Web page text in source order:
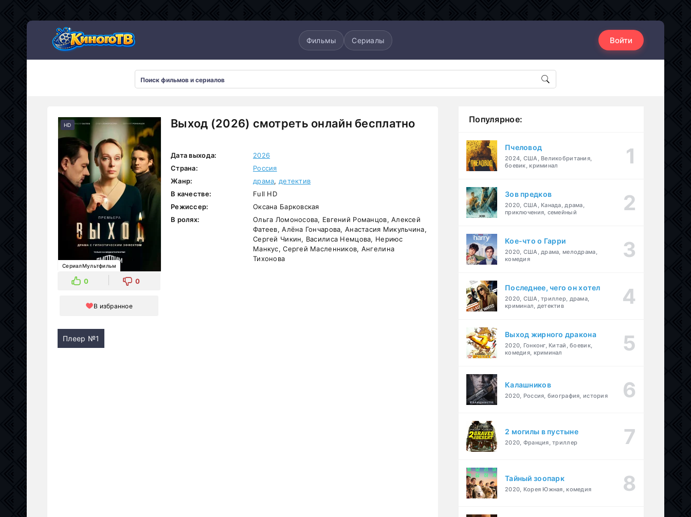
Фильмы Сериалы Войти
Выход (2026) смотреть онлайн бесплатно
HD
СериалМультфильм
0 0
В избранное
Дата выхода:
2026
Страна:
Россия
Жанр:
драма, детектив
В качестве:
Full HD
Режиссер:
Оксана Барковская
В ролях:
Ольга Ломоносова, Евгений Романцов, Алексей
Фатеев, Алёна Гончарова, Анастасия Микульчина,
Сергей Чикин, Василиса Немцова, Нериюс
Манкус, Сергей Масленников, Ангелина
Тихонова
Плеер №1
Популярное:
Пчеловод
2024, США, Великобритания,
боевик, криминал
Зов предков
2020, США, Канада, драма,
приключения, семейный
Кое-что о Гарри
2020, США, драма, мелодрама,
комедия
Последнее, чего он хотел
2020, США, триллер, драма,
криминал, детектив
Выход жирного дракона
2020, Гонконг, Китай, боевик,
комедия, криминал
Калашников
2020, Россия, биография, история
2 могилы в пустыне
2020, Франция, триллер
Тайный зоопарк
2020, Корея Южная, комедия